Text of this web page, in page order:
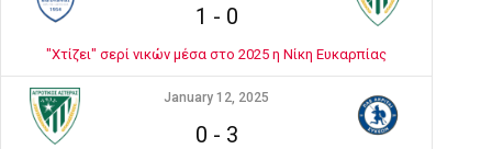
1 - 0
"Χτίζει" σερί νικών μέσα στο 2025 η Νίκη Ευκαρπίας
January 12, 2025
0 - 3